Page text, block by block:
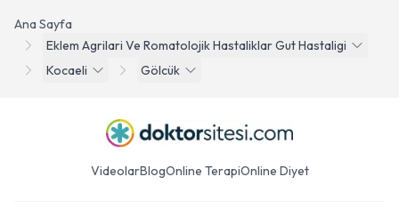
Ana Sayfa
Eklem Agrilari Ve Romatolojik Hastaliklar Gut Hastaligi
Kocaeli
Gölcük
VideolarBlogOnline TerapiOnline Diyet